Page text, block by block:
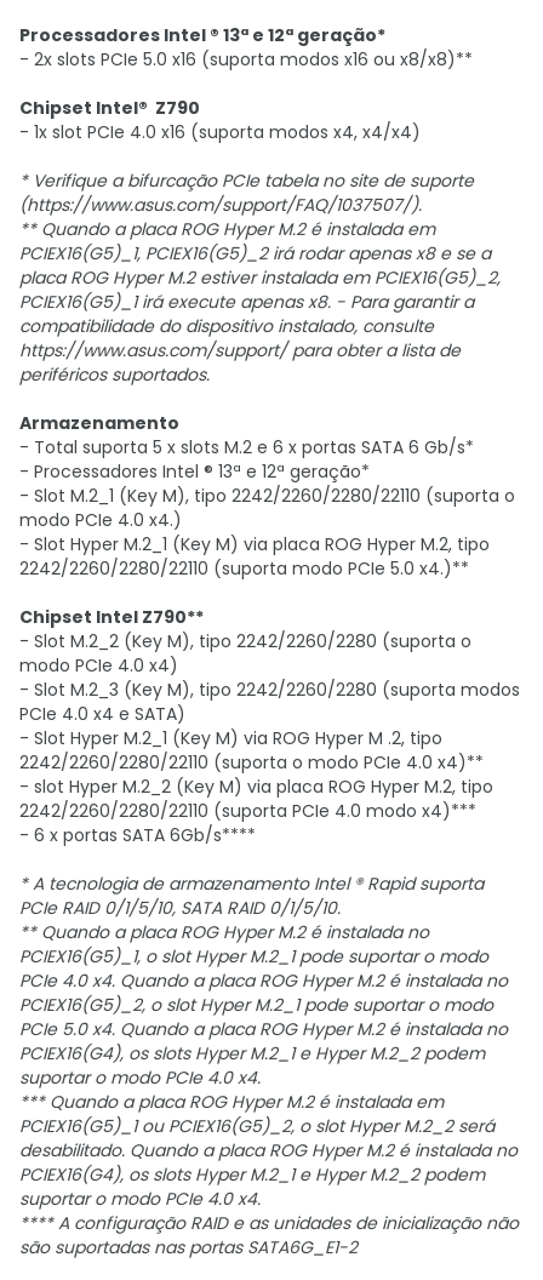
Processadores Intel ® 13ª e 12ª geração*
- 2x slots PCIe 5.0 x16 (suporta modos x16 ou x8/x8)**
Chipset Intel® Z790
- 1x slot PCIe 4.0 x16 (suporta modos x4, x4/x4)
* Verifique a bifurcação PCIe tabela no site de suporte
(https://www.asus.com/support/FAQ/1037507/).
** Quando a placa ROG Hyper M.2 é instalada em
PCIEX16(G5)_1, PCIEX16(G5)_2 irá rodar apenas x8 e se a
placa ROG Hyper M.2 estiver instalada em PCIEX16(G5)_2,
PCIEX16(G5)_1 irá execute apenas x8. - Para garantir a
compatibilidade do dispositivo instalado, consulte
https://www.asus.com/support/ para obter a lista de
periféricos suportados.
Armazenamento
- Total suporta 5 x slots M.2 e 6 x portas SATA 6 Gb/s*
- Processadores Intel ® 13ª e 12ª geração*
- Slot M.2_1 (Key M), tipo 2242/2260/2280/22110 (suporta o
modo PCIe 4.0 x4.)
- Slot Hyper M.2_1 (Key M) via placa ROG Hyper M.2, tipo
2242/2260/2280/22110 (suporta modo PCIe 5.0 x4.)**
Chipset Intel Z790**
- Slot M.2_2 (Key M), tipo 2242/2260/2280 (suporta o
modo PCIe 4.0 x4)
- Slot M.2_3 (Key M), tipo 2242/2260/2280 (suporta modos
PCIe 4.0 x4 e SATA)
- Slot Hyper M.2_1 (Key M) via ROG Hyper M .2, tipo
2242/2260/2280/22110 (suporta o modo PCIe 4.0 x4)**
- slot Hyper M.2_2 (Key M) via placa ROG Hyper M.2, tipo
2242/2260/2280/22110 (suporta PCIe 4.0 modo x4)***
- 6 x portas SATA 6Gb/s****
* A tecnologia de armazenamento Intel ® Rapid suporta
PCIe RAID 0/1/5/10, SATA RAID 0/1/5/10.
** Quando a placa ROG Hyper M.2 é instalada no
PCIEX16(G5)_1, o slot Hyper M.2_1 pode suportar o modo
PCIe 4.0 x4. Quando a placa ROG Hyper M.2 é instalada no
PCIEX16(G5)_2, o slot Hyper M.2_1 pode suportar o modo
PCIe 5.0 x4. Quando a placa ROG Hyper M.2 é instalada no
PCIEX16(G4), os slots Hyper M.2_1 e Hyper M.2_2 podem
suportar o modo PCIe 4.0 x4.
*** Quando a placa ROG Hyper M.2 é instalada em
PCIEX16(G5)_1 ou PCIEX16(G5)_2, o slot Hyper M.2_2 será
desabilitado. Quando a placa ROG Hyper M.2 é instalada no
PCIEX16(G4), os slots Hyper M.2_1 e Hyper M.2_2 podem
suportar o modo PCIe 4.0 x4.
**** A configuração RAID e as unidades de inicialização não
são suportadas nas portas SATA6G_E1-2